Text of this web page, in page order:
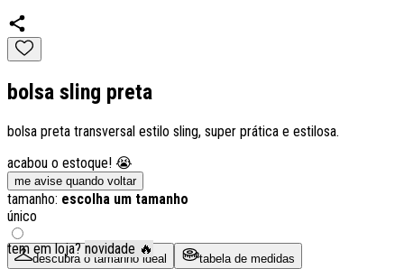
bolsa sling preta
bolsa preta transversal estilo sling, super prática e estilosa.
acabou o estoque! 😭
me avise quando voltar
tamanho: escolha um tamanho
único
descubra o tamanho ideal tabela de medidas
tem em loja? novidade 🔥